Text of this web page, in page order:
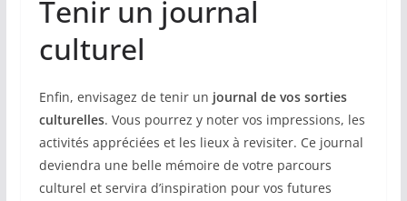
Tenir un journal
culturel
Enfin, envisagez de tenir un journal de vos sorties
culturelles. Vous pourrez y noter vos impressions, les
activités appréciées et les lieux à revisiter. Ce journal
deviendra une belle mémoire de votre parcours
culturel et servira d’inspiration pour vos futures